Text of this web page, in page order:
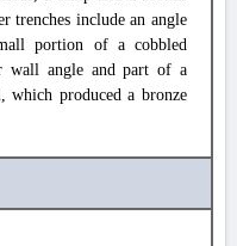
trenches include an angle
portion of a cobbled
wall angle and part of a
which produced a bronze